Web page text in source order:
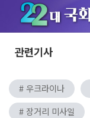
관련기사
# 우크라이나
# 장거리 미사일